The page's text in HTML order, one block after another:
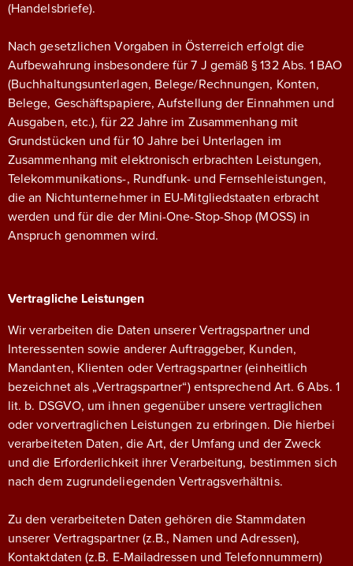
(Handelsbriefe).
Nach gesetzlichen Vorgaben in Österreich erfolgt die
Aufbewahrung insbesondere für 7 J gemäß § 132 Abs. 1 BAO
(Buchhaltungsunterlagen, Belege/Rechnungen, Konten,
Belege, Geschäftspapiere, Aufstellung der Einnahmen und
Ausgaben, etc.), für 22 Jahre im Zusammenhang mit
Grundstücken und für 10 Jahre bei Unterlagen im
Zusammenhang mit elektronisch erbrachten Leistungen,
Telekommunikations-, Rundfunk- und Fernsehleistungen,
die an Nichtunternehmer in EU-Mitgliedstaaten erbracht
werden und für die der Mini-One-Stop-Shop (MOSS) in
Anspruch genommen wird.
Vertragliche Leistungen
Wir verarbeiten die Daten unserer Vertragspartner und
Interessenten sowie anderer Auftraggeber, Kunden,
Mandanten, Klienten oder Vertragspartner (einheitlich
bezeichnet als „Vertragspartner“) entsprechend Art. 6 Abs. 1
lit. b. DSGVO, um ihnen gegenüber unsere vertraglichen
oder vorvertraglichen Leistungen zu erbringen. Die hierbei
verarbeiteten Daten, die Art, der Umfang und der Zweck
und die Erforderlichkeit ihrer Verarbeitung, bestimmen sich
nach dem zugrundeliegenden Vertragsverhältnis.
Zu den verarbeiteten Daten gehören die Stammdaten
unserer Vertragspartner (z.B., Namen und Adressen),
Kontaktdaten (z.B. E-Mailadressen und Telefonnummern)